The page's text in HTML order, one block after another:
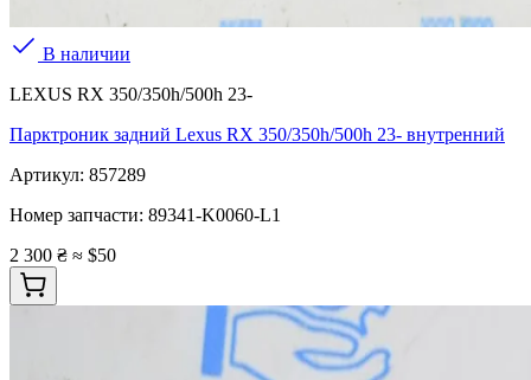
В наличии
LEXUS RX 350/350h/500h 23-
Парктроник задний Lexus RX 350/350h/500h 23- внутренний
Артикул: 857289
Номер запчасти: 89341-K0060-L1
2 300 ₴ ≈ $50